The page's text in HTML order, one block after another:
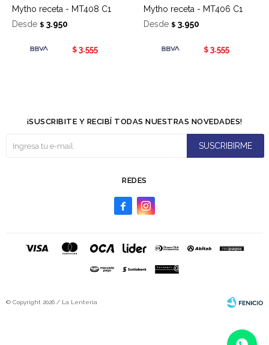
Mytho receta - MT408 C1
Desde $ 3.950
$ 3.555
Mytho receta - MT406 C1
Desde $ 3.950
$ 3.555
REDES
 
¡SUSCRIBITE Y RECIBÍ TODAS NUESTRAS NOVEDADES!
SUSCRIBIRME
© Copyright 2026 / La Lenteria